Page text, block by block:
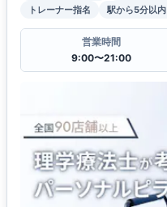
トレーナー指名
駅から5分以内
営業時間
9:00〜21:00